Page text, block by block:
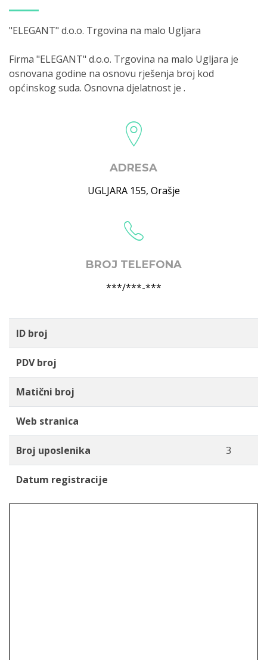
"ELEGANT" d.o.o. Trgovina na malo Ugljara
Firma "ELEGANT" d.o.o. Trgovina na malo Ugljara je
osnovana godine na osnovu rješenja broj kod
općinskog suda. Osnovna djelatnost je .
ADRESA
UGLJARA 155, Orašje
BROJ TELEFONA
***/***-***
ID broj
PDV broj
Matični broj
Web stranica
Broj uposlenika 3
Datum registracije